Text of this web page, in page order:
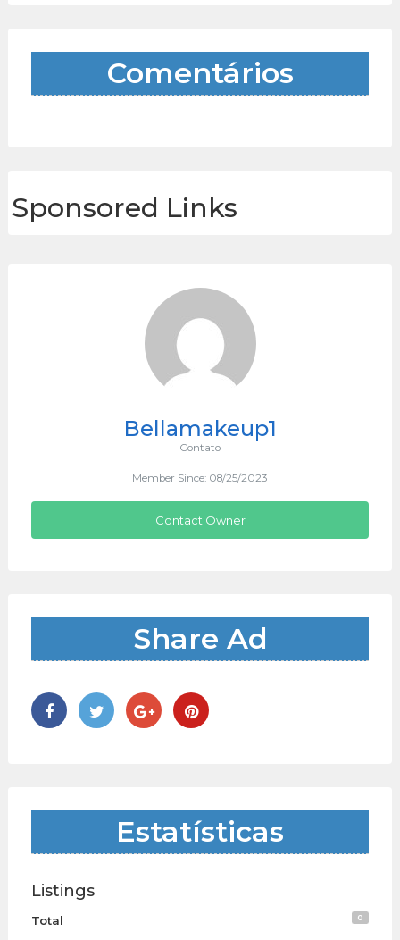
Comentários
Sponsored Links
Bellamakeup1
Contato
Member Since: 08/25/2023
Contact Owner
Share Ad
Estatísticas
Listings
Total 0